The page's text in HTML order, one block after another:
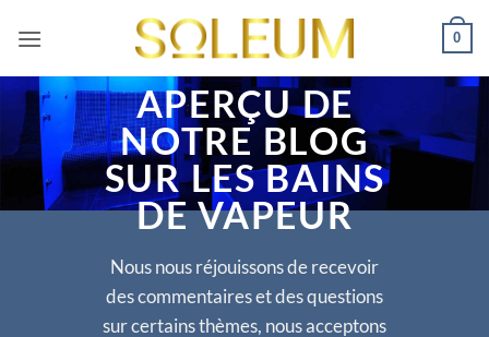
0
APERÇU DE
NOTRE BLOG
SUR LES BAINS
DE VAPEUR
Nous nous réjouissons de recevoir
des commentaires et des questions
sur certains thèmes, nous acceptons